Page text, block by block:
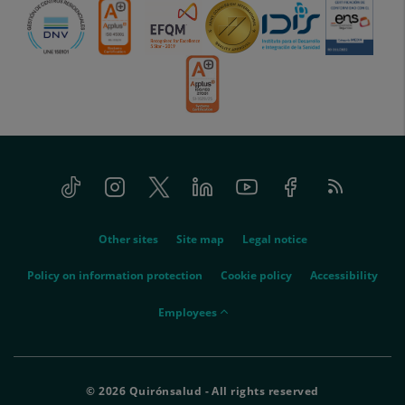
Tiktok InstagramTwitter LinkedinYoutube FacebookFeed
RSS
Other sites Site map Legal notice
Policy on information protection Cookie policy Accessibility
empleados
Employees
© 2026 Quirónsalud - All rights reserved